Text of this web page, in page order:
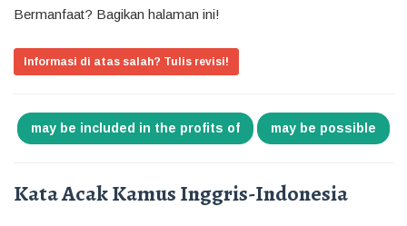
Bermanfaat? Bagikan halaman ini!
Informasi di atas salah? Tulis revisi!
may be included in the profits of may be possible
Kata Acak Kamus Inggris-Indonesia